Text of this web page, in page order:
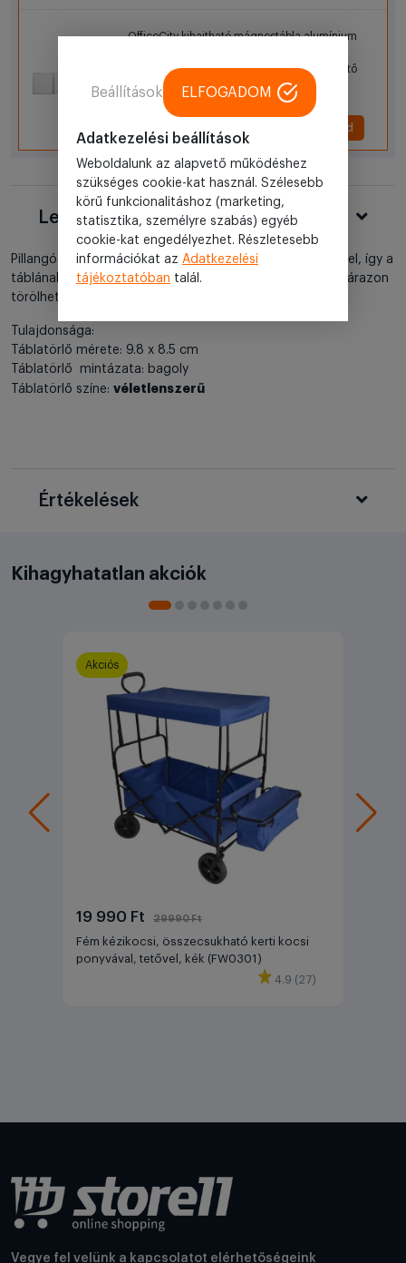
OfficeCity kihajtható mágnestábla alumínium
100x100 cm (WBKH-100200-100) törölhető
mágnes tábla, fehértábla
48 980 Ft
+ Hozzáad
Leírás
Pillangó formájúmágnestáblatörlő. Mágneses felülettel, így a
táblának bármelyik pontján elhelyezheti. Használható szárazon
törölhető mágnestáblákhoz, fehértáblákhoz.
Tulajdonsága:
Táblatörlő mérete: 9.8 x 8.5 cm
Táblatörlő mintázata: bagoly
Táblatörlő színe: véletlenszerű
Értékelések
Kihagyhatatlan akciók
Akciós
19 990 Ft 29990 Ft
Fém kézikocsi, összecsukható kerti kocsi
ponyvával, tetővel, kék (FW0301)
4.9 (27)
Vegye fel velünk a kapcsolatot elérhetőségeink
Adatkezelési beállítások
Weboldalunk az alapvető működéshez
szükséges cookie-kat használ. Szélesebb
körű funkcionalitáshoz (marketing,
statisztika, személyre szabás) egyéb
cookie-kat engedélyezhet. Részletesebb
információkat az Adatkezelési
tájékoztatóban talál.
Beállítások ELFOGADOM